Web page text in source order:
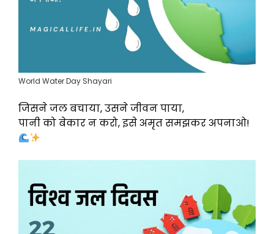
World Water Day Shayari
जिसने जल बचाया, उसने जीवन पाया,
पानी को बेकार न करो, इसे अमृत समझकर अपनाओ!